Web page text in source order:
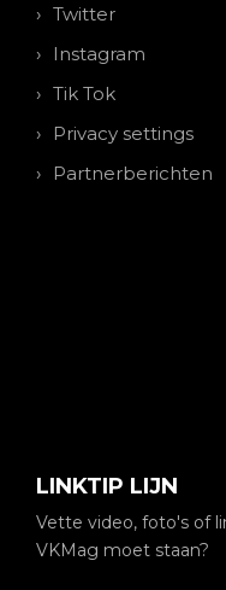
Twitter
Instagram
Tik Tok
Privacy settings
Partnerberichten
LINKTIP LIJN
Vette video, foto's of
VKMag moet staan?